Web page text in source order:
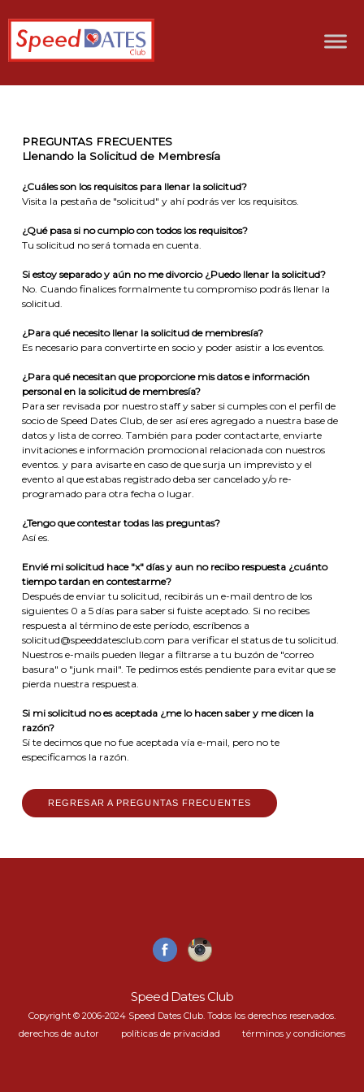
PREGUNTAS FRECUENTES
Llenando la Solicitud de Membresía
¿Cuáles son los requisitos para llenar la solicitud?
Visita la pestaña de "solicitud" y ahí podrás ver los requisitos.
¿Qué pasa si no cumplo con todos los requisitos?
Tu solicitud no será tomada en cuenta.
Si estoy separado y aún no me divorcio ¿Puedo llenar la solicitud?
No. Cuando finalices formalmente tu compromiso podrás llenar la
solicitud.
¿Para qué necesito llenar la solicitud de membresía?
Es necesario para convertirte en socio y poder asistir a los eventos.
¿Para qué necesitan que proporcione mis datos e información
personal en la solicitud de membresía?
Para ser revisada por nuestro staff y saber si cumples con el perfil de
socio de Speed Dates Club, de ser así eres agregado a nuestra base de
datos y lista de correo. También para poder contactarte, enviarte
invitaciones e información promocional relacionada con nuestros
eventos. y para avisarte en caso de que surja un imprevisto y el
evento al que estabas registrado deba ser cancelado y/o re-
programado para otra fecha o lugar.
¿Tengo que contestar todas las preguntas?
Así es.
Envié mi solicitud hace "x" días y aun no recibo respuesta ¿cuánto
tiempo tardan en contestarme?
Después de enviar tu solicitud, recibirás un e-mail dentro de los
siguientes 0 a 5 días para saber si fuiste aceptado. Si no recibes
respuesta al término de este período, escríbenos a
solicitud@speeddatesclub.com para verificar el status de tu solicitud.
Nuestros e-mails pueden llegar a filtrarse a tu buzón de "correo
basura" o "junk mail". Te pedimos estés pendiente para evitar que se
pierda nuestra respuesta.
Si mi solicitud no es aceptada ¿me lo hacen saber y me dicen la
razón?
Sí te decimos que no fue aceptada vía e-mail, pero no te
especificamos la razón.
REGRESAR A PREGUNTAS FRECUENTES
Speed Dates Club
Copyright © 2006-2024 Speed Dates Club. Todos los derechos reservados.
derechos de autor
políticas de privacidad términos y condiciones